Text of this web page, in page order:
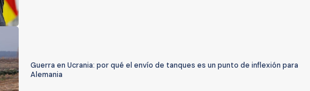
Guerra en Ucrania: por qué el envío de tanques es un punto de inflexión para
Alemania